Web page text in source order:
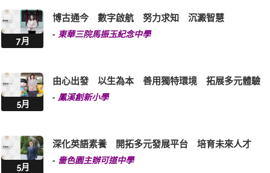
7月
博古通今 數字啟航 努力求知 沉澱智慧
- 東華三院馬振玉紀念中學
5月
由心出發 以生為本 善用獨特環境 拓展多元體驗
- 鳳溪創新小學
5月
深化英語素養 開拓多元發展平台 培育未來人才
- 嗇色園主辦可道中學